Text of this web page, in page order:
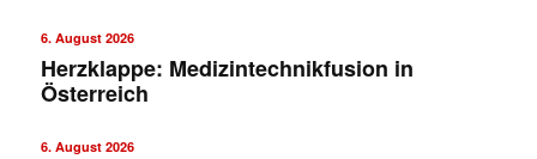
6. August 2026
Herzklappe: Medizintechnikfusion in
Österreich
6. August 2026